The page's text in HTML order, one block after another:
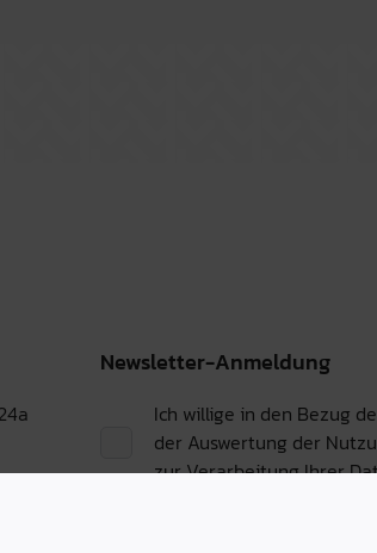
Newsletter-Anmeldung
Ich willige in den Bezug
der Auswertung der
zur Verarbeitung Ihrer